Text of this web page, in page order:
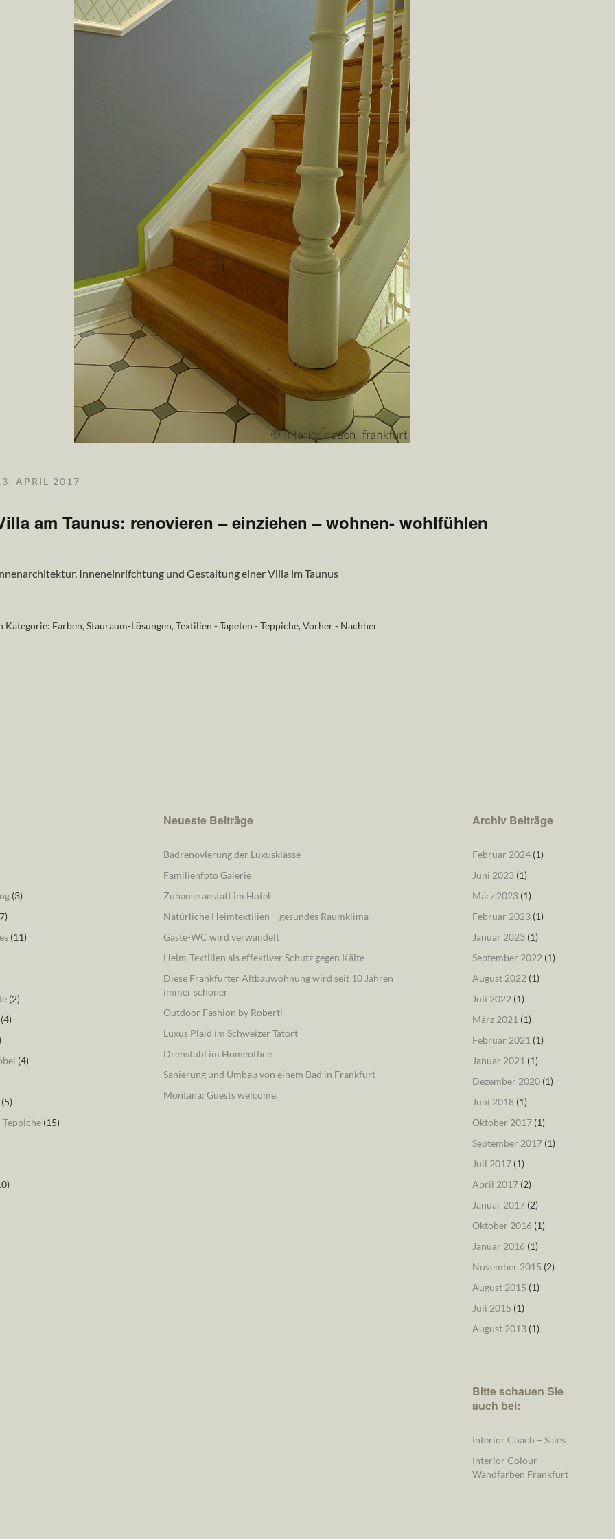
APRIL 2017
am Taunus: renovieren – einziehen – wohnen- wohlfühlen
Inneneinrifchtung und Gestaltung einer Villa im Taunus
Kategorie: Farben,Stauraum-Lösungen,Textilien - Tapeten - Teppiche,Vorher - Nachher
(3)
(11)
(2)
(4)
Teppiche(15)
Neueste Beiträge
Badrenovierung der Luxusklasse
Familienfoto Galerie
Zuhause anstatt im Hotel
Natürliche Heimtextilien – gesundes Raumklima
Gäste-WC wird verwandelt
Heim-Textilien als effektiver Schutz gegen Kälte
Diese Frankfurter Altbauwohnung wird seit 10 Jahren
immer schöner
Outdoor Fashion by Roberti
Luxus Plaid im Schweizer Tatort
Drehstuhl im Homeoffice
Sanierung und Umbau von einem Bad in Frankfurt
Montana: Guests welcome.
Archiv Beiträge
Februar 2024(1)
Juni 2023(1)
März 2023(1)
Februar 2023(1)
Januar 2023(1)
September 2022 (1)
August 2022 (1)
Juli 2022 (1)
März 2021 (1)
Februar 2021 (1)
Januar 2021 (1)
Dezember 2020(1)
Juni 2018(1)
Oktober 2017(1)
September 2017(1)
Juli 2017(1)
April 2017(2)
Januar 2017(2)
Oktober 2016(1)
Januar 2016(1)
November 2015 (2)
August 2015 (1)
Juli 2015 (1)
August 2013(1)
Bitte schauen Sie
auch bei:
Interior Coach – Sales
Interior Colour –
Wandfarben Frankfurt